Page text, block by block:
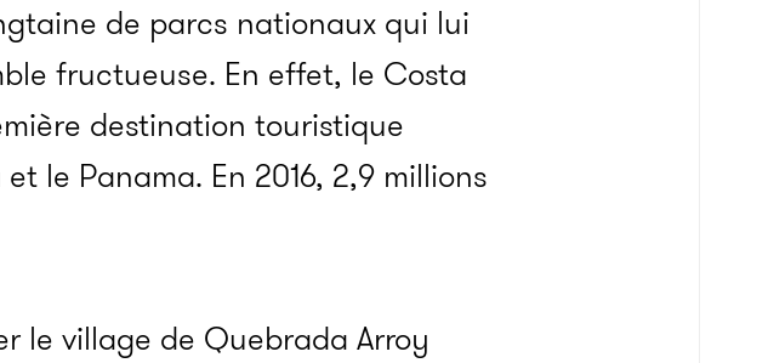
de parcs nationaux qui lui
fructueuse. En effet, le Costa
destination touristique
le Panama. En 2016, 2,9 millions
le village de Quebrada Arroy